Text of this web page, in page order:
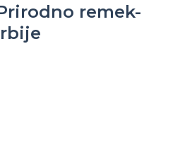
remek-